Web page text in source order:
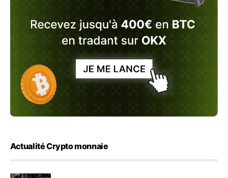
Actualité Crypto monnaie